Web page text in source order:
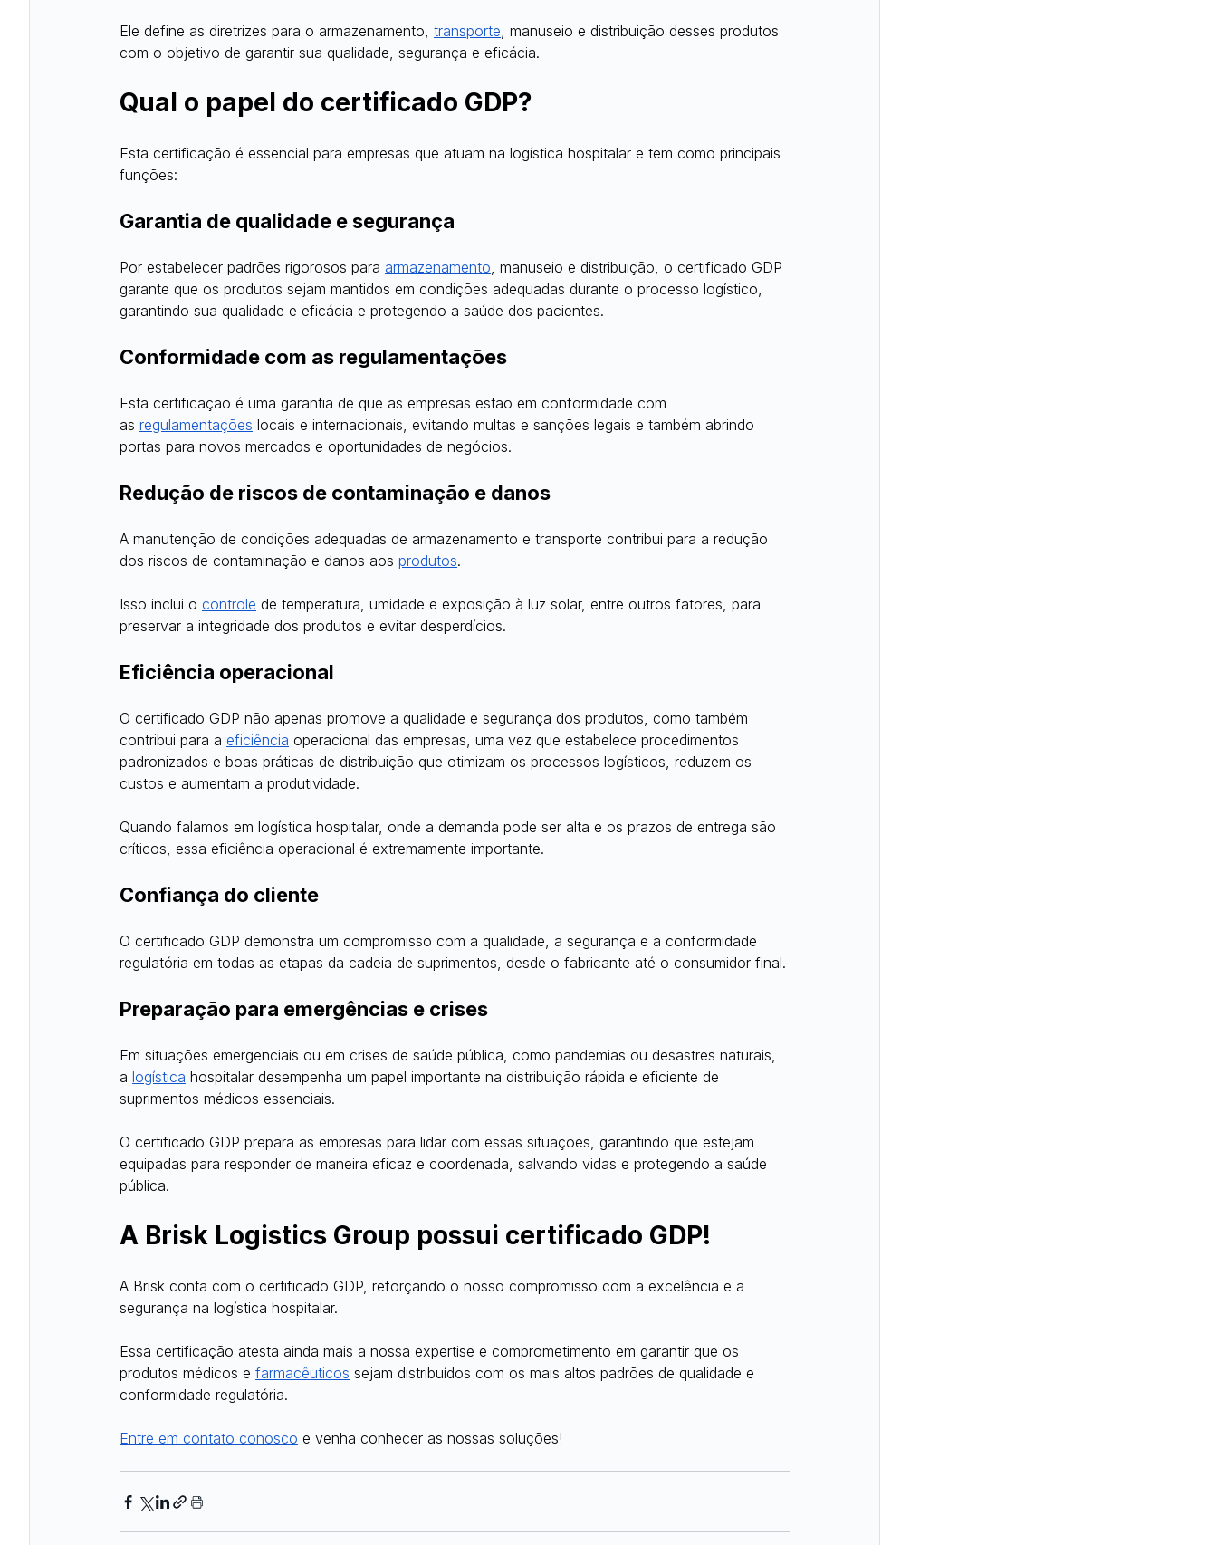
Ele define as diretrizes para o armazenamento, transporte, manuseio e distribuição desses produtos
com o objetivo de garantir sua qualidade, segurança e eficácia.
Qual o papel do certificado GDP?
Esta certificação é essencial para empresas que atuam na logística hospitalar e tem como principais
funções:
Garantia de qualidade e segurança
Por estabelecer padrões rigorosos para armazenamento, manuseio e distribuição, o certificado GDP
garante que os produtos sejam mantidos em condições adequadas durante o processo logístico,
garantindo sua qualidade e eficácia e protegendo a saúde dos pacientes.
Conformidade com as regulamentações
Esta certificação é uma garantia de que as empresas estão em conformidade com
as regulamentações locais e internacionais, evitando multas e sanções legais e também abrindo
portas para novos mercados e oportunidades de negócios.
Redução de riscos de contaminação e danos
A manutenção de condições adequadas de armazenamento e transporte contribui para a redução
dos riscos de contaminação e danos aos produtos.
Isso inclui o controle de temperatura, umidade e exposição à luz solar, entre outros fatores, para
preservar a integridade dos produtos e evitar desperdícios.
Eficiência operacional
O certificado GDP não apenas promove a qualidade e segurança dos produtos, como também
contribui para a eficiência operacional das empresas, uma vez que estabelece procedimentos
padronizados e boas práticas de distribuição que otimizam os processos logísticos, reduzem os
custos e aumentam a produtividade.
Quando falamos em logística hospitalar, onde a demanda pode ser alta e os prazos de entrega são
críticos, essa eficiência operacional é extremamente importante.
Confiança do cliente
O certificado GDP demonstra um compromisso com a qualidade, a segurança e a conformidade
regulatória em todas as etapas da cadeia de suprimentos, desde o fabricante até o consumidor final.
Preparação para emergências e crises
Em situações emergenciais ou em crises de saúde pública, como pandemias ou desastres naturais,
a logística hospitalar desempenha um papel importante na distribuição rápida e eficiente de
suprimentos médicos essenciais.
O certificado GDP prepara as empresas para lidar com essas situações, garantindo que estejam
equipadas para responder de maneira eficaz e coordenada, salvando vidas e protegendo a saúde
pública.
A Brisk Logistics Group possui certificado GDP!
A Brisk conta com o certificado GDP, reforçando o nosso compromisso com a excelência e a
segurança na logística hospitalar.
Essa certificação atesta ainda mais a nossa expertise e comprometimento em garantir que os
produtos médicos e farmacêuticos sejam distribuídos com os mais altos padrões de qualidade e
conformidade regulatória.
Entre em contato conosco e venha conhecer as nossas soluções!